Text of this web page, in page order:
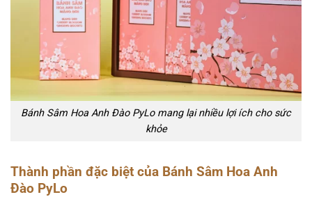
Bánh Sâm Hoa Anh Đào PyLo mang lại nhiều lợi ích cho sức
khỏe
Thành phần đặc biệt của Bánh Sâm Hoa Anh
Đào PyLo